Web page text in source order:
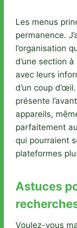
Les menus
permanence.
l’organisation
d’une section
avec leurs
d’un coup
présente
appareils,
parfaitement
qui pourraient
plateformes
Astuces
Voulez-vous